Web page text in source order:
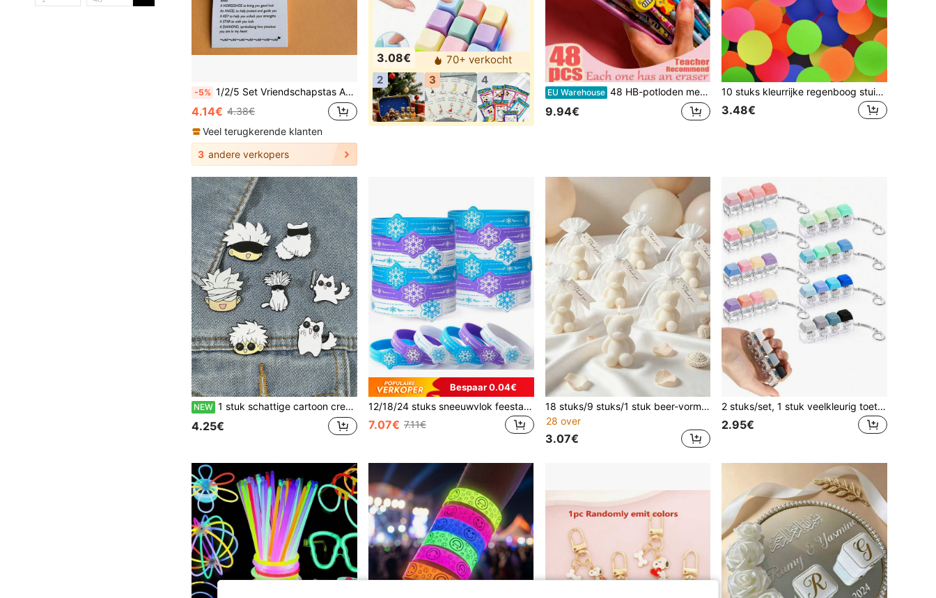
-5% 1/2/5 Set Vriendschapstas Accessoires Cadeaus, Vriendschapssouvenirs Cadeaus voor Vrienden, Lange Afstand, Je Missen
4.14€ 4.38€
Veel terugkerende klanten
3 andere verkopers
3.08€
70+ verkocht
2
3 4
EU Warehouse 48 HB-potloden met cartoonmotief en schattige gummetjes, schoolbenodigdhedenset, inclusief een willekeurige mix van potloden met cartoonmotief en leuke gummetjes, geschikt als cadeau en schoolspullen voor de start van het schooljaar.
9.94€
10 stuks kleurrijke regenboog stuiterballen - feestcadeautjes en verjaardagscadeaus! Kleine super stuiterballen (willekeurige patronen), hoog elastische rubberen ballen, levendige kleuren, feestcadeautjes, verjaardagsfeestcadeautjes
3.48€
NEW 1 stuk schattige cartoon creatieve gepersonaliseerde anime legering broche Gojo kat metalen badge tas & kledingaccessoire, verjaardagscadeau, cadeau voor koppels en beste vrienden, reissouvenir, afstuderen, feest, Halloween, anime koppeldecoratie, Valentijnsdag
4.25€
Bespaar 0.04€
12/18/24 stuks sneeuwvlok feestartikelen verjaardagsbenodigdheden siliconen polsbandjes bulk kerstcadeaus prijzen vullers snoepzak vullers winter feestartikelen
7.07€ 7.11€
18 stuks/9 stuks/1 stuk beer-vormige geurkaars cadeauset, inclusief 3 beer-vormige kaarsen, 3 kaarten en 3 organza linten, geschikt voor bruiloften, verjaardagsfeestjes, themafeestjes, vrijgezellenfeestjes, jubilea, bruidscadeaus en meer
28 over
3.07€
2 stuks/set, 1 stuk veelkleurig toetsenbord stressverlichtend speelgoed sleutelhanger, toetsenbord sleutelhanger stressverlichtend speelgoed knop stressverlichting volwassenen cadeau veelkleurig toetsenbord spel sleutelhanger - volwassenen stressverlichting angst sensorisch speelgoed | draagbaar stressverlichtend kantooraccessoire, kamerdecoratie, cadeau voor leraar, bruiloftsdecoratie, vakantieaccessoire, tuinmeubels, tuin, DIY, slaapkamerdecoratie, keukendecoratie, studentenhuis essentie, opslagruimte, kerstdecoratie, reisessentie, vrijgezellenfeest benodigdheden, bureauaccessoire, huisdecoratie
2.95€